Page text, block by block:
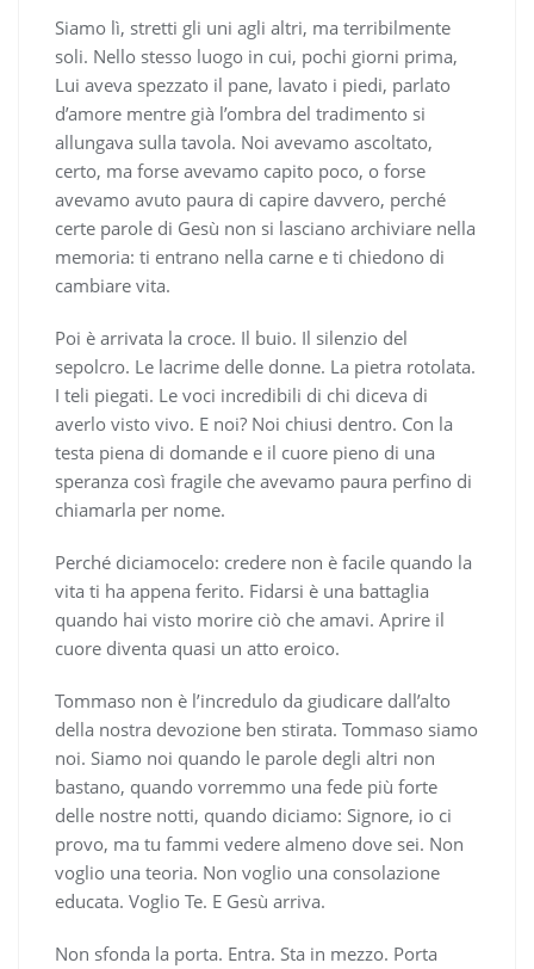
Siamo lì, stretti gli uni agli altri, ma terribilmente
soli. Nello stesso luogo in cui, pochi giorni prima,
Lui aveva spezzato il pane, lavato i piedi, parlato
d’amore mentre già l’ombra del tradimento si
allungava sulla tavola. Noi avevamo ascoltato,
certo, ma forse avevamo capito poco, o forse
avevamo avuto paura di capire davvero, perché
certe parole di Gesù non si lasciano archiviare nella
memoria: ti entrano nella carne e ti chiedono di
cambiare vita.
Poi è arrivata la croce. Il buio. Il silenzio del
sepolcro. Le lacrime delle donne. La pietra rotolata.
I teli piegati. Le voci incredibili di chi diceva di
averlo visto vivo. E noi? Noi chiusi dentro. Con la
testa piena di domande e il cuore pieno di una
speranza così fragile che avevamo paura perfino di
chiamarla per nome.
Perché diciamocelo: credere non è facile quando la
vita ti ha appena ferito. Fidarsi è una battaglia
quando hai visto morire ciò che amavi. Aprire il
cuore diventa quasi un atto eroico.
Tommaso non è l’incredulo da giudicare dall’alto
della nostra devozione ben stirata. Tommaso siamo
noi. Siamo noi quando le parole degli altri non
bastano, quando vorremmo una fede più forte
delle nostre notti, quando diciamo: Signore, io ci
provo, ma tu fammi vedere almeno dove sei. Non
voglio una teoria. Non voglio una consolazione
educata. Voglio Te. E Gesù arriva.
Non sfonda la porta. Entra. Sta in mezzo. Porta